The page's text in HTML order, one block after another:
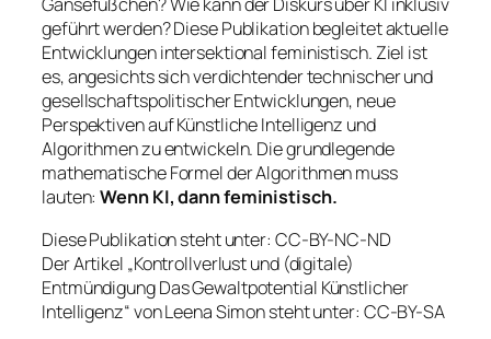
Gänsefüßchen? Wie kann der Diskurs über KI inklusiv
geführt werden? Diese Publikation begleitet aktuelle
Entwicklungen intersektional feministisch. Ziel ist
es, angesichts sich verdichtender technischer und
gesellschaftspolitischer Entwicklungen, neue
Perspektiven auf Künstliche Intelligenz und
Algorithmen zu entwickeln. Die grundlegende
mathematische Formel der Algorithmen muss
lauten:Wenn KI, dann feministisch.
Diese Publikation steht unter: CC-BY-NC-ND
Der Artikel „Kontrollverlust und (digitale)
Entmündigung Das Gewaltpotential Künstlicher
Intelligenz“ von Leena Simon steht unter: CC-BY-SA